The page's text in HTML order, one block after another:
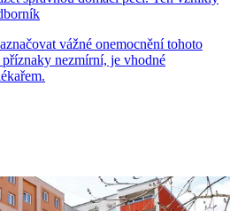
vážné onemocnění tohoto
nezmírní, je vhodné